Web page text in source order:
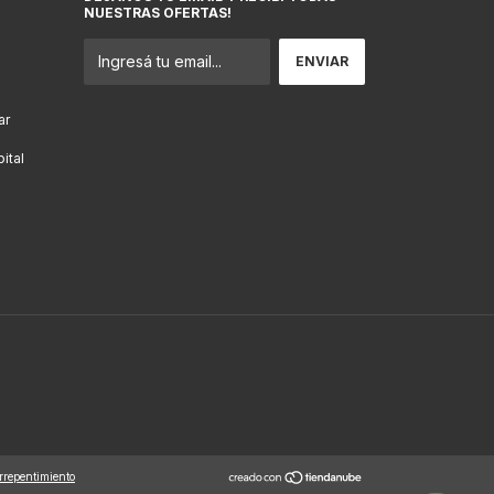
NUESTRAS OFERTAS!